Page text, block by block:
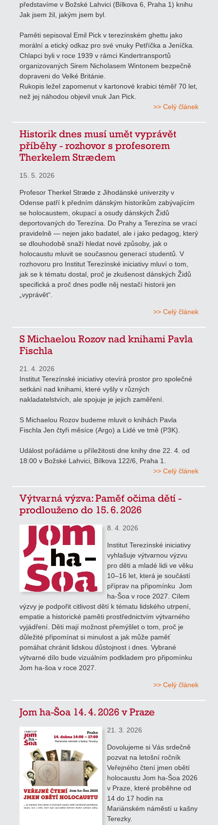
představíme v Božské Lahvici (Bílkova 6, Praha 1) knihu
Jak jsem žil, jakým jsem byl.
Paměti sepisoval Emil Pick v terezínském ghettu jako
morální a etický odkaz pro své vnuky Petříčka a Jeníčka.
Chlapci byli v roce 1939 v rámci Kindertransportů
organizovaných Sirem Nicholasem Wintonem bezpečně
dopraveni do Velké Británie.
Rukopis ležel zapomenut v kartonové krabici téměř 70 let,
než jej náhodou objevil vnuk Jan Pick.
>> Celý článek
Historik dnes musí umět vyprávět
příběhy - rozhovor s profesorem
Therkelem Strædem
15. 5. 2026
Profesor Therkel Stræde z Jihodánské univerzity v
Odense patří k předním dánským historikům zabývajícím
se holocaustem, okupací a osudy dánských Židů
deportovaných do Terezína. Do Prahy a Terezína se vrací
pravidelně — nejen jako badatel, ale i jako pedagog, který
se dlouhodobě snaží hledat nové způsoby, jak o
holocaustu mluvit se současnou generací studentů. V
rozhovoru pro Institut Terezínské iniciativy mluví o tom,
jak se k tématu dostal, proč je zkušenost dánských Židů
specifická a proč dnes podle něj nestačí historii jen
„vyprávět“.
>> Celý článek
S Michaelou Rozov nad knihami Pavla
Fischla
21. 4. 2026
Institut Terezínské iniciativy otevírá prostor pro společné
setkání nad knihami, které vyšly v různých
nakladatelstvích, ale spojuje je jejich zaměření.
S Michaelou Rozov budeme mluvit o knihách Pavla
Fischla Jen čtyři měsíce (Argo) a Lidé ve tmě (P3K).
Událost pořádáme u příležitosti dne knihy dne 22. 4. od
18:00 v Božské Lahvici, Bílkova 122/6, Praha 1.
>> Celý článek
Výtvarná výzva: Paměť očima dětí -
prodlouženo do 15. 6. 2026
8. 4. 2026
Institut Terezínské iniciativy
vyhlašuje výtvarnou výzvu
pro děti a mladé lidi ve věku
10–16 let, která je součástí
příprav na připomínku Jom
ha-Šoa v roce 2027. Cílem
výzvy je podpořit citlivost dětí k tématu lidského utrpení,
empatie a historické paměti prostřednictvím výtvarného
vyjádření. Děti mají možnost přemýšlet o tom, proč je
důležité připomínat si minulost a jak může paměť
pomáhat chránit lidskou důstojnost i dnes. Vybrané
výtvarné dílo bude vizuálním podkladem pro připomínku
Jom ha-šoa v roce 2027.
>> Celý článek
Jom ha-Šoa 14. 4. 2026 v Praze
21. 3. 2026
Dovolujeme si Vás srdečně
pozvat na letošní ročník
Veřejného čtení jmen obětí
holocaustu Jom ha-Šoa 2026
v Praze, které proběhne od
14 do 17 hodin na
Mariánském náměstí u kašny
Terezky.